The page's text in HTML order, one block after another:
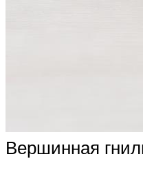
Вершинная